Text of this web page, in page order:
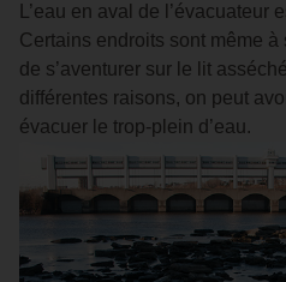
L’eau en aval de l’évacuateur
Certains endroits sont même
de s’aventurer sur le lit
différentes raisons, on peut
évacuer le trop-plein d’eau.